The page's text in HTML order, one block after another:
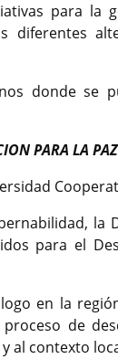
para la
diferentes
donde se
PARA LA
la
para el
en la
de
al contexto